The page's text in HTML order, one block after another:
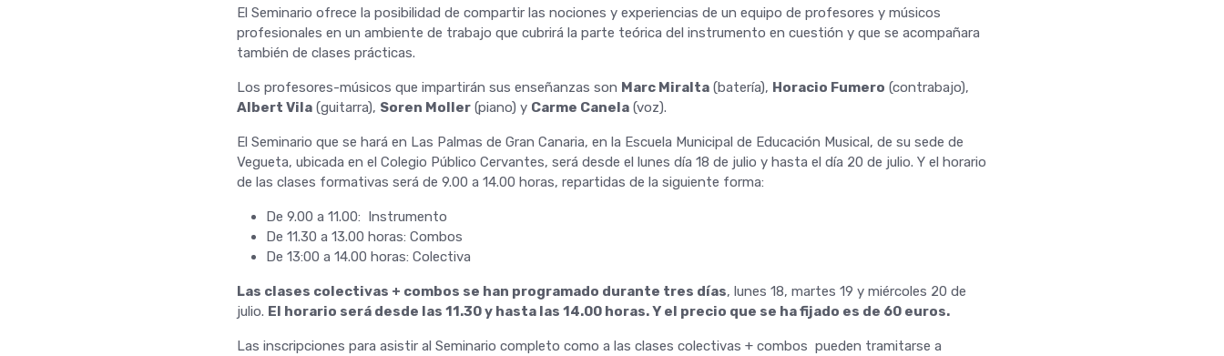
El Seminario ofrece la posibilidad de compartir las nociones y experiencias de un equipo de profesores y músicos
profesionales en un ambiente de trabajo que cubrirá la parte teórica del instrumento en cuestión y que se acompañara
también de clases prácticas.
Los profesores-músicos que impartirán sus enseñanzas son Marc Miralta(batería), Horacio Fumero (contrabajo),
Albert Vila(guitarra), Soren Moller(piano) y Carme Canela(voz).
El Seminario que se hará en Las Palmas de Gran Canaria, en la Escuela Municipal de Educación Musical, de su sede de
Vegueta, ubicada en el Colegio Público Cervantes, será desde el lunes día 18 de julio y hasta el día 20 de julio. Y el horario
de las clases formativas será de 9.00 a 14.00 horas, repartidas de la siguiente forma:
De 9.00 a 11.00: Instrumento
De 11.30 a 13.00 horas: Combos
De 13:00 a 14.00 horas: Colectiva
Las clases colectivas + combos se han programado durante tres días, lunes 18, martes 19 y miércoles 20 de
julio. El horario será desde las 11.30 y hasta las 14.00 horas. Y el precio que se ha fijado es de 60 euros.
Las inscripciones para asistir al Seminario completo como a las clases colectivas + combos pueden tramitarse a